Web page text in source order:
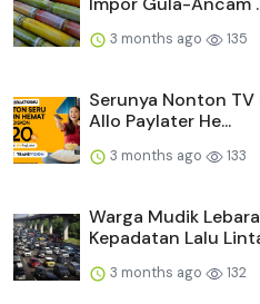
3 months ago 135
Serunya Nonton TV
Allo Paylater He...
3 months ago 133
Warga Mudik
Kepadatan Lalu
3 months ago 132